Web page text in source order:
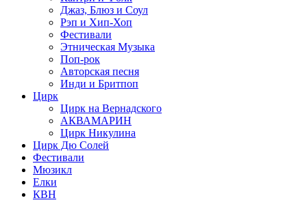
Джаз, Блюз и Соул
Рэп и Хип-Хоп
Фестивали
Этническая Музыка
Поп-рок
Авторская песня
Инди и Бритпоп
Цирк
Цирк на Вернадского
АКВАМАРИН
Цирк Никулина
Цирк Дю Солей
Фестивали
Мюзикл
Елки
КВН